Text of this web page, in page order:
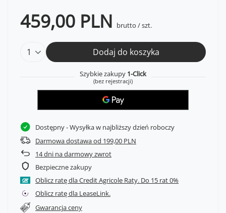
459,00 PLN brutto /szt.
Dodaj do koszyka
Szybkie zakupy 1-Click
(bez rejestracji)
Dostępny- Wysyłka w najbliższy dzień roboczy
Darmowa dostawa od 199,00 PLN
14dni na darmowy zwrot
Bezpieczne zakupy
Oblicz ratę dla Credit Agricole Raty.
Oblicz ratę dla LeaseLink.
Gwarancja ceny